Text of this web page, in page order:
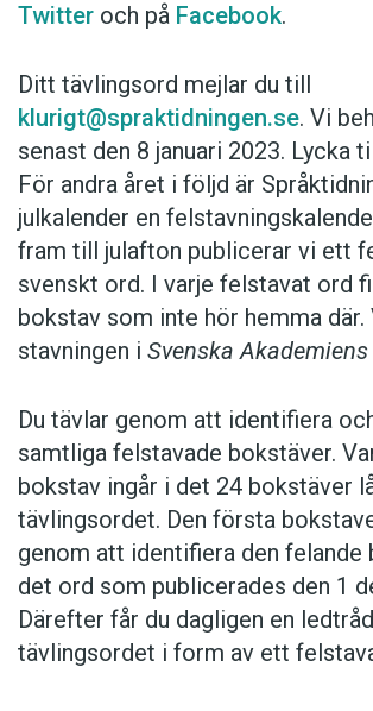
Twitter och på Facebook.
Ditt tävlingsord mejlar du till
klurigt@spraktidningen.se. Vi
senast den 8 januari 2023. Lycka
För andra året i följd är
julkalender en
fram till julafton publicerar vi ett
svenskt ord. I varje felstavat ord
bokstav som inte hör hemma där.
stavningen i Svenska
Du tävlar genom att identifiera
samtliga felstavade bokstäver.
bokstav ingår i det 24 bokstäver
tävlingsordet. Den första
genom att identifiera den felande
det ord som publicerades den 1
Därefter får du dagligen en
tävlingsordet i form av ett